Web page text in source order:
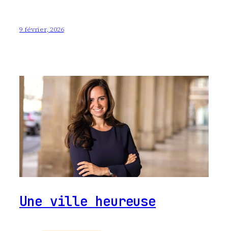
9 février, 2026
Une ville heureuse